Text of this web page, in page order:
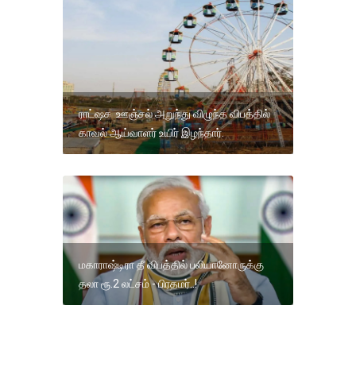
ராட்ஷச ஊஞ்சல் அறுந்து விழுந்த விபத்தில்
காவல் ஆய்வாளர் உயிர் இழந்தார்.
மகாராஷ்டிரா தீ விபத்தில் பலியானோருக்கு
தலா ரூ.2 லட்சம் - பிரதமர்..!